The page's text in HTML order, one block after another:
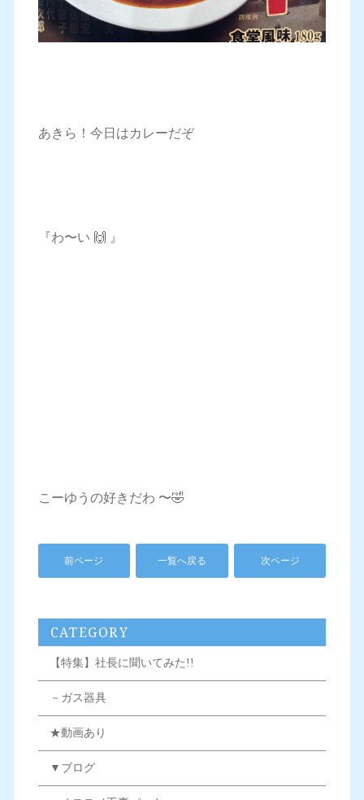
あきら！今日はカレーだぞ
『わ〜い 🙌 』
こーゆうの好きだわ 〜🤣
前ページ 一覧へ戻る 次ページ
CATEGORY
【特集】社長に聞いてみた!!
－ガス器具
★動画あり
▼ブログ